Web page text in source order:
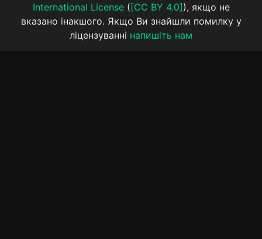
International License( [CC BY 4.0] ), якщо не
вказано інакшого. Якщо Ви знайшли помилку у
ліцензуванні напишіть нам